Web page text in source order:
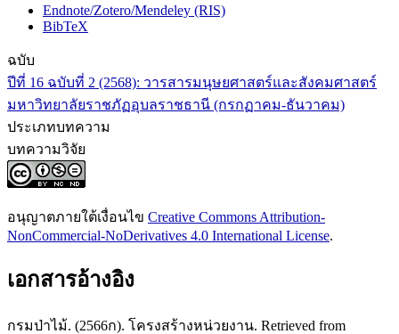
Endnote/Zotero/Mendeley (RIS)
BibTeX
ฉบับ
ปีที่ 16 ฉบับที่ 2 (2568): วารสารมนุษยศาสตร์และสังคมศาสตร์
มหาวิทยาลัยราชภัฏอุบลราชธานี (กรกฏาคม-ธันวาคม)
ประเภทบทความ
บทความวิจัย
อนุญาตภายใต้เงื่อนไข Creative Commons Attribution-
NonCommercial-NoDerivatives 4.0 International License.
เอกสารอ้างอิง
กรมป่าไม้. (2566ก). โครงสร้างหน่วยงาน. Retrieved from